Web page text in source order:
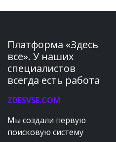
Платформа «Здесь
все». У наших
специалистов
всегда есть работа
ZDESVSE.COM
Мы создали первую
поисковую систему